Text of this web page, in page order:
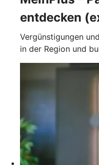
entdecken
Vergünstigungen
in der Region und